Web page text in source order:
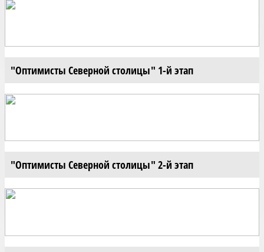
"Оптимисты Северной столицы" 1-й этап
"Оптимисты Северной столицы" 2-й этап